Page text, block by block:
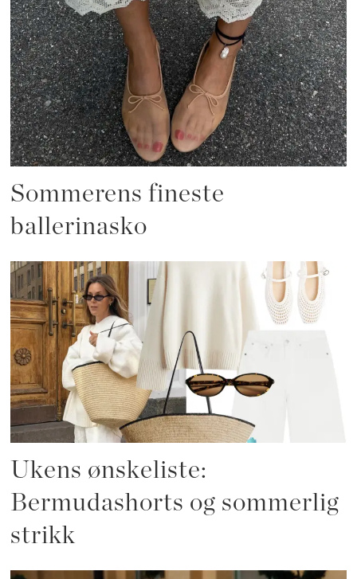
Sommerens fineste
ballerinasko
Ukens ønskeliste:
Bermudashorts og sommerlig
strikk